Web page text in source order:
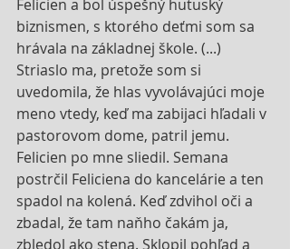
Felicien a bol úspešný hutuský
biznismen, s ktorého deťmi som sa
hrávala na základnej škole. (...)
Striaslo ma, pretože som si
uvedomila, že hlas vyvolávajúci moje
meno vtedy, keď ma zabijaci hľadali v
pastorovom dome, patril jemu.
Felicien po mne sliedil. Semana
postrčil Feliciena do kancelárie a ten
spadol na kolená. Keď zdvihol oči a
zbadal, že tam naňho čakám ja,
zbledol ako stena. Sklopil pohľad a